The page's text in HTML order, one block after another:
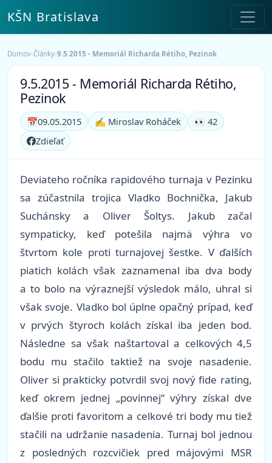
KŠN Bratislava
Domov›Články›9.5.2015 - Memoriál Richarda Rétiho, Pezinok
9.5.2015 - Memoriál Richarda Rétiho,
Pezinok
📅09.05.2015 ✍️ Miroslav Roháček
👀 42
Zdieľať
Deviateho ročníka rapidového turnaja v Pezinku
sa zúčastnila trojica Vladko Bochnička, Jakub
Suchánsky a Oliver Šoltys. Jakub začal
sympaticky, keď potešila najmä výhra vo
štvrtom kole proti turnajovej šestke. V ďalších
piatich kolách však zaznamenal iba dva body
a to bolo na výraznejší výsledok málo, uhral si
však svoje. Vladko bol úplne opačný prípad, keď
v prvých štyroch kolách získal iba jeden bod.
Následne sa však naštartoval a celkových 4,5
bodu mu stačilo taktiež na svoje nasadenie.
Oliver si prakticky potvrdil svoj nový fide rating,
keď okrem jednej „povinnej“ výhry získal dve
ďalšie proti favoritom a celkové tri body mu tiež
stačili na udržanie nasadenia. Turnaj bol jednou
z posledných rozcvičiek pred májovými MSR